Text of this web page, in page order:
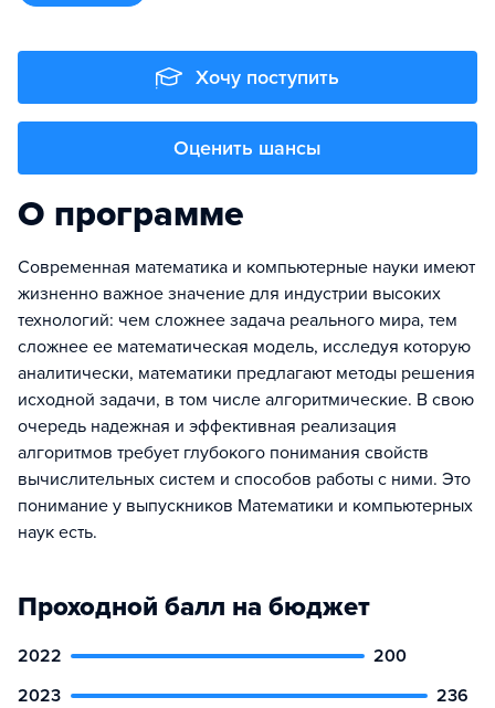
Хочу поступить
Оценить шансы
О программе
Современная математика и компьютерные науки имеют
жизненно важное значение для индустрии высоких
технологий: чем сложнее задача реального мира, тем
сложнее ее математическая модель, исследуя которую
аналитически, математики предлагают методы решения
исходной задачи, в том числе алгоритмические. В свою
очередь надежная и эффективная реализация
алгоритмов требует глубокого понимания свойств
вычислительных систем и способов работы с ними. Это
понимание у выпускников Математики и компьютерных
наук есть.
Проходной балл на бюджет
2022
200
2023
236